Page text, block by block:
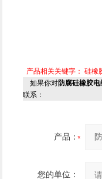
产品相关关键字： 硅橡
如果你对防腐硅橡胶
联系：
产品：
您的单位：